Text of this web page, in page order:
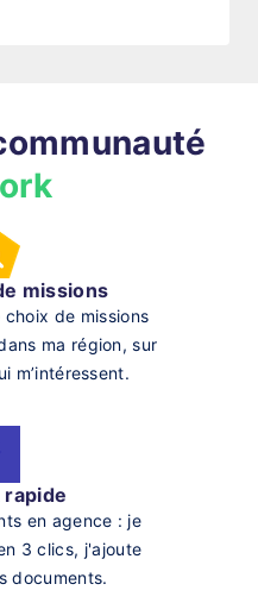
missions
choix de missions
ma région, sur
m’intéressent.
rapide
en agence : je
3 clics, j'ajoute
documents.